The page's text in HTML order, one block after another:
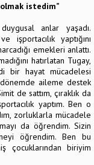
olmak istedim”
anlar yaşadı.
işportacılık yaptığını
emekleri anlattı.
hatırlatan Tugay,
bir hayat mücadelesi
dönemde aileme destek
de sattım, çıraklık da
yaptım. Ben o
zorluklarla mücadele
da öğrendim. Sizin
öğrendim. Ben bu
çocuklarından biriyim